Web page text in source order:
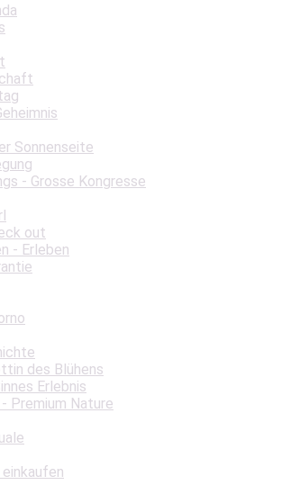
Sonnenseite
- Grosse Kongresse
out
- Erleben
des Blühens
Erlebnis
Premium Nature